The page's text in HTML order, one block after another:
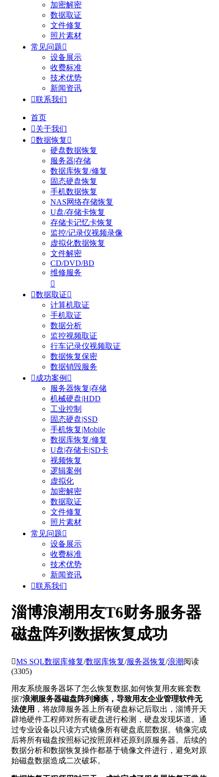
加密解密
数据取证
文件修复
照片素材
常见问题
设备展示
收费标准
技术优势
新闻资讯
联系我们
首页
关于我们
数据恢复 
硬盘数据恢复
服务器|存储
数据库恢复/修复
固态硬盘恢复
手机数据恢复
NAS网络存储恢复
U盘/存储卡恢复
存储卡记忆卡恢复
监控/记录仪视频录像
虚拟化数据恢复
文件解密
CD/DVD/BD
维修服务

数据取证
计算机取证
手机取证
数据分析
监控视频取证
行车记录仪视频取证
数据恢复保密
数据销毁服务
 成功案例 
服务器恢复|存储
机械硬盘|HDD
工业控制
固态硬盘|SSD
手机恢复|Mobile
数据库恢复/修复
U盘|存储卡|SD卡
视频恢复
逻辑案例
虚拟化
加密解密
数据取证
文件修复
照片素材
常见问题
设备展示
收费标准
技术优势
新闻资讯
联系我们
淄博浪潮用友T6财务服务器
磁盘阵列数据恢复成功
MS SQL数据库修复/数据库恢复/服务器恢复/浪潮阅读
(3305)
用友系统服务器坏了怎么恢复数据,如何恢复用友账套数
据?浪潮服务器磁盘阵列瘫痪，导致用友企业管理软件无
法使用 ，将故障服务器上所有硬盘标记后取出，淄博开天
辟地硬件工程师对所有硬盘进行检测，硬盘发现坏道。通
过专业设备以只读方式镜像所有硬盘底层数据。镜像完成
后将所有磁盘按照标记按照原样还原到原服务器。后续的
数据分析和数据恢复操作都基于镜像文件进行，避免对原
始磁盘数据造成二次破坏。